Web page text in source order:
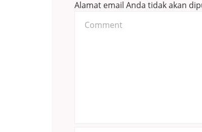
Alamat email Anda tidak akan